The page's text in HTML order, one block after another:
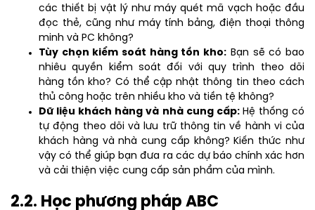
các thiết bị vật lý như máy quét mã vạch hoặc đầu
đọc thẻ, cũng như máy tính bảng, điện thoại thông
minh và PC không?
Tùy chọn kiểm soát hàng tồn kho: Bạn sẽ có bao
nhiêu quyền kiểm soát đối với quy trình theo dõi
hàng tồn kho? Có thể cập nhật thông tin theo cách
thủ công hoặc trên nhiều kho và tiền tệ không?
Dữ liệu khách hàng và nhà cung cấp: Hệ thống có
tự động theo dõi và lưu trữ thông tin về hành vi của
khách hàng và nhà cung cấp không? Kiến thức như
vậy có thể giúp bạn đưa ra các dự báo chính xác hơn
và cải thiện việc cung cấp sản phẩm của mình.
2.2. Học phương pháp ABC